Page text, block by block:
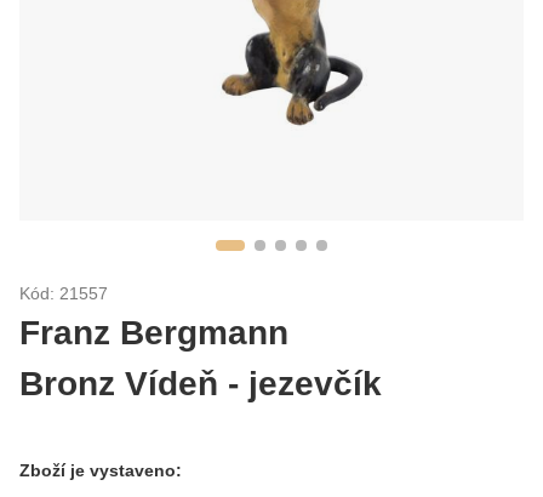
Kód: 21557
Franz Bergmann
Bronz Vídeň - jezevčík
Zboží je vystaveno: